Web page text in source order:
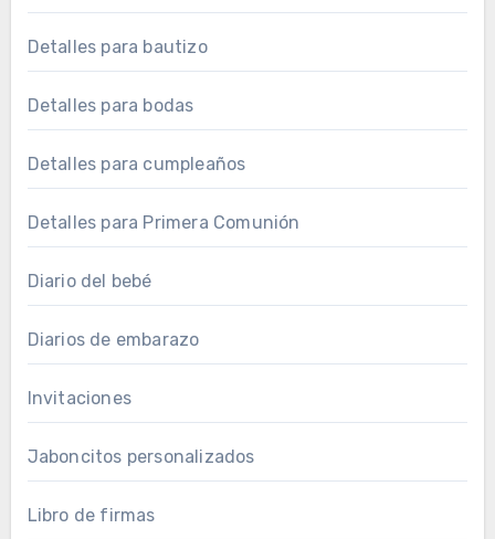
Detalles para bautizo
Detalles para bodas
Detalles para cumpleaños
Detalles para Primera Comunión
Diario del bebé
Diarios de embarazo
Invitaciones
Jaboncitos personalizados
Libro de firmas